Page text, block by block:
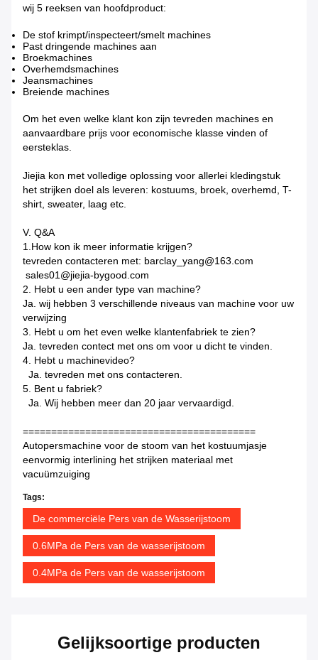
wij 5 reeksen van hoofdproduct:
De stof krimpt/inspecteert/smelt machines
Past dringende machines aan
Broekmachines
Overhemdsmachines
Jeansmachines
Breiende machines
Om het even welke klant kon zijn tevreden machines en
aanvaardbare prijs voor economische klasse vinden of
eersteklas.
Jiejia kon met volledige oplossing voor allerlei kledingstuk
het strijken doel als leveren: kostuums, broek, overhemd, T-
shirt, sweater, laag etc.
V. Q&A
1.How kon ik meer informatie krijgen?
tevreden contacteren met: barclay_yang@163.com
sales01@jiejia-bygood.com
2. Hebt u een ander type van machine?
Ja. wij hebben 3 verschillende niveaus van machine voor uw
verwijzing
3. Hebt u om het even welke klantenfabriek te zien?
Ja. tevreden contect met ons om voor u dicht te vinden.
4. Hebt u machinevideo?
Ja. tevreden met ons contacteren.
5. Bent u fabriek?
Ja. Wij hebben meer dan 20 jaar vervaardigd.
=========================================
Autopersmachine voor de stoom van het kostuumjasje
eenvormig interlining het strijken materiaal met
vacuümzuiging
Tags:
De commerciële Pers van de Wasserijstoom
0.6MPa de Pers van de wasserijstoom
0.4MPa de Pers van de wasserijstoom
Gelijksoortige producten